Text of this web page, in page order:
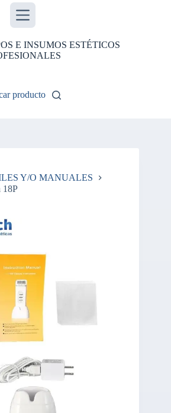
E INSUMOS ESTÉTICOS
producto
Y/O MANUALES
18P